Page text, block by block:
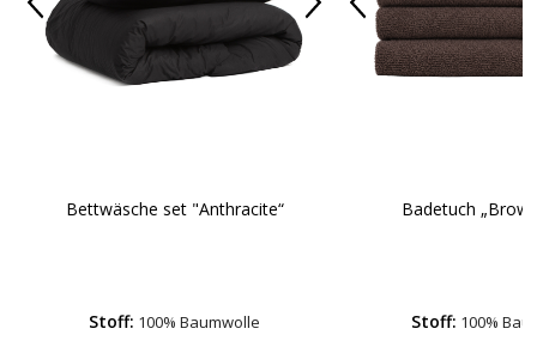
Bettwäsche set "Anthracite“
Stoff: 100% Baumwolle
Badetuch
Stoff: 100%